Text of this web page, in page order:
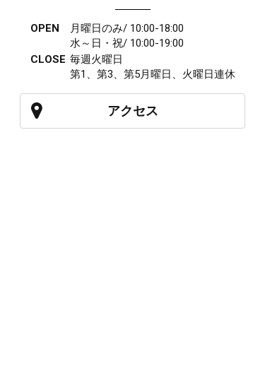
OPEN
月曜日のみ/ 10:00-18:00
水～日・祝/ 10:00-19:00
CLOSE 毎週火曜日
第1、第3、第5月曜日、火曜日連休
アクセス